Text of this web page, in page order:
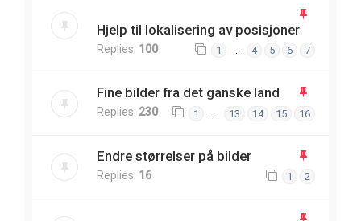
Hjelp til lokalisering av posisjoner
Replies: 100 1 … 4 5 6 7
Fine bilder fra det ganske land
Replies: 230 1 13 14 15 16
Endre størrelser på bilder
Replies: 16 1 2